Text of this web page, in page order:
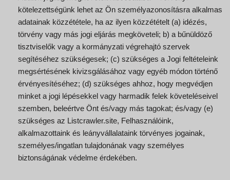
kötelezettségünk lehet az Ön személyazonosításra alkalmas
adatainak közzététele, ha az ilyen közzétételt (a) idézés,
törvény vagy más jogi eljárás megköveteli; b) a bűnüldöző
tisztviselők vagy a kormányzati végrehajtó szervek
segítéséhez szükségesek; (c) szükséges a Jogi feltételeink
megsértésének kivizsgálásához vagy egyéb módon történő
érvényesítéséhez; (d) szükséges ahhoz, hogy megvédjen
minket a jogi lépésekkel vagy harmadik felek követeléseivel
szemben, beleértve Önt és/vagy más tagokat; és/vagy (e)
szükséges az Listcrawler.site, Felhasználóink,
alkalmazottaink és leányvállalataink törvényes jogainak,
személyes/ingatlan tulajdonának vagy személyes
biztonságának védelme érdekében.